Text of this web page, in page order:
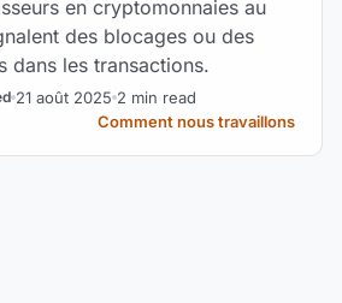
en cryptomonnaies au
des blocages ou des
dans les transactions.
21 août 2025 2 min read
Comment nous travaillons